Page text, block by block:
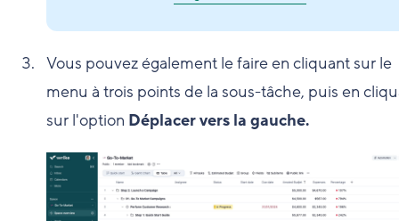
Vous pouvez également le faire en cliquant sur le
menu à trois points de la sous-tâche, puis en
sur l'option Déplacer vers la gauche.